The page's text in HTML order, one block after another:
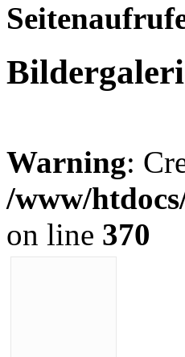
Warning:
/www/
on line 370